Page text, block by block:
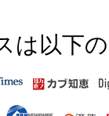
は以下